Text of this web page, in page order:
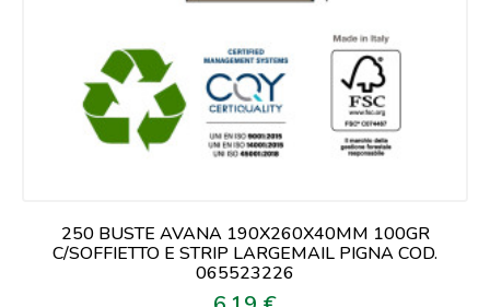
250 BUSTE AVANA 190X260X40MM 100GR
C/SOFFIETTO E STRIP LARGEMAIL PIGNA COD.
065523226